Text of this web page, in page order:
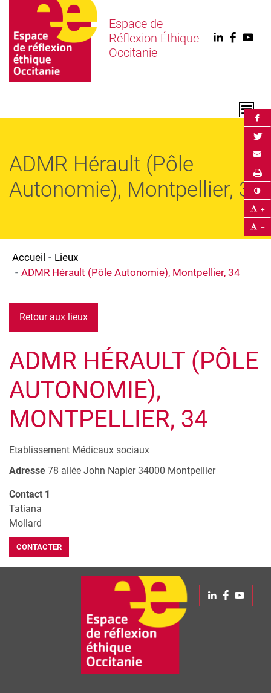
Espace de
Réflexion Éthique
Occitanie
Linkedin
ADMR Hérault (Pôle
Autonomie), Montpellier, 34
Accueil
Lieux
ADMR Hérault (Pôle Autonomie), Montpellier, 34
Retour aux lieux
ADMR HÉRAULT (PÔLE
AUTONOMIE),
MONTPELLIER, 34
Etablissement Médicaux sociaux
Adresse 78 allée John Napier 34000 Montpellier
Contact 1
Tatiana
Mollard
CONTACTER
Linkedin